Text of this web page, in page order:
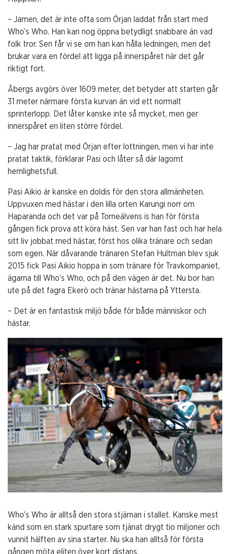
– Jamen, det är inte ofta som Örjan laddat från start med
Who’s Who. Han kan nog öppna betydligt snabbare än vad
folk tror. Sen får vi se om han kan hålla ledningen, men det
brukar vara en fördel att ligga på innerspåret när det går
riktigt fort.
Åbergs avgörs över 1609 meter, det betyder att starten går
31 meter närmare första kurvan än vid ett normalt
sprinterlopp. Det låter kanske inte så mycket, men ger
innerspåret en liten större fördel.
– Jag har pratat med Örjan efter lottningen, men vi har inte
pratat taktik, förklarar Pasi och låter så där lagomt
hemlighetsfull.
Pasi Aikio är kanske en doldis för den stora allmänheten.
Uppvuxen med hästar i den lilla orten Karungi norr om
Haparanda och det var på Torneälvens is han för första
gången fick prova att köra häst. Sen var han fast och har hela
sitt liv jobbat med hästar, först hos olika tränare och sedan
som egen. När dåvarande tränaren Stefan Hultman blev sjuk
2015 fick Pasi Aikio hoppa in som tränare för Travkompaniet,
ägarna till Who’s Who, och på den vägen är det. Nu bor han
ute på det fagra Ekerö och tränar hästarna på Yttersta.
– Det är en fantastisk miljö både för både människor och
hästar.
Who’s Who är alltså den stora stjärnan i stallet. Kanske mest
känd som en stark spurtare som tjänat drygt tio miljoner och
vunnit hälften av sina starter. Nu ska han alltså för första
gången möta eliten över kort distans.